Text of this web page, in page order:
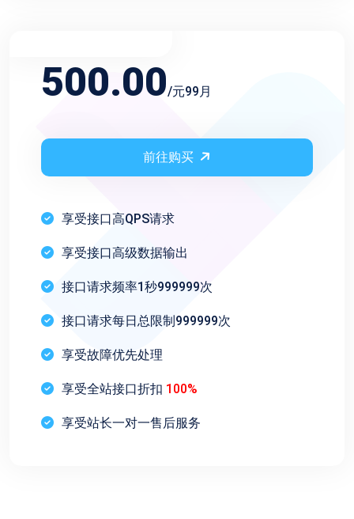
500.00/元99月
前往购买
享受接口高QPS请求
享受接口高级数据输出
接口请求频率1秒999999次
接口请求每日总限制999999次
享受故障优先处理
享受全站接口折扣 100%
享受站长一对一售后服务